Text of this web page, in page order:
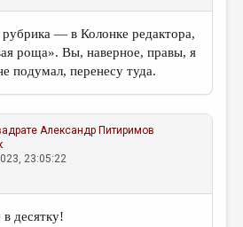
рубрика — в Колонке редактора,
роща». Вы, наверное, правы, я
подумал, перенесу туда.
Александр Питиримов
23:05:22
десятку!